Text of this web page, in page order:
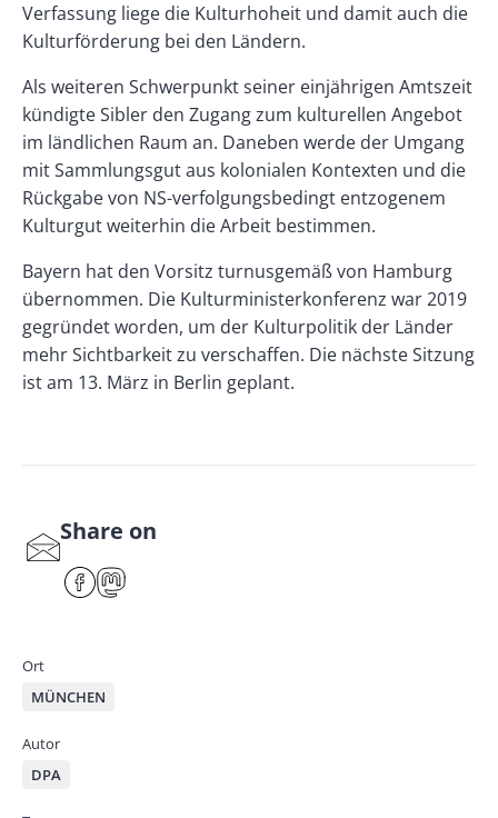
Verfassung liege die Kulturhoheit und damit auch die
Kulturförderung bei den Ländern.
Als weiteren Schwerpunkt seiner einjährigen Amtszeit
kündigte Sibler den Zugang zum kulturellen Angebot
im ländlichen Raum an. Daneben werde der Umgang
mit Sammlungsgut aus kolonialen Kontexten und die
Rückgabe von NS-verfolgungsbedingt entzogenem
Kulturgut weiterhin die Arbeit bestimmen.
Bayern hat den Vorsitz turnusgemäß von Hamburg
übernommen. Die Kulturministerkonferenz war 2019
gegründet worden, um der Kulturpolitik der Länder
mehr Sichtbarkeit zu verschaffen. Die nächste Sitzung
ist am 13. März in Berlin geplant.
S
Share on
F
Ort
MÜNCHEN
Autor
DPA